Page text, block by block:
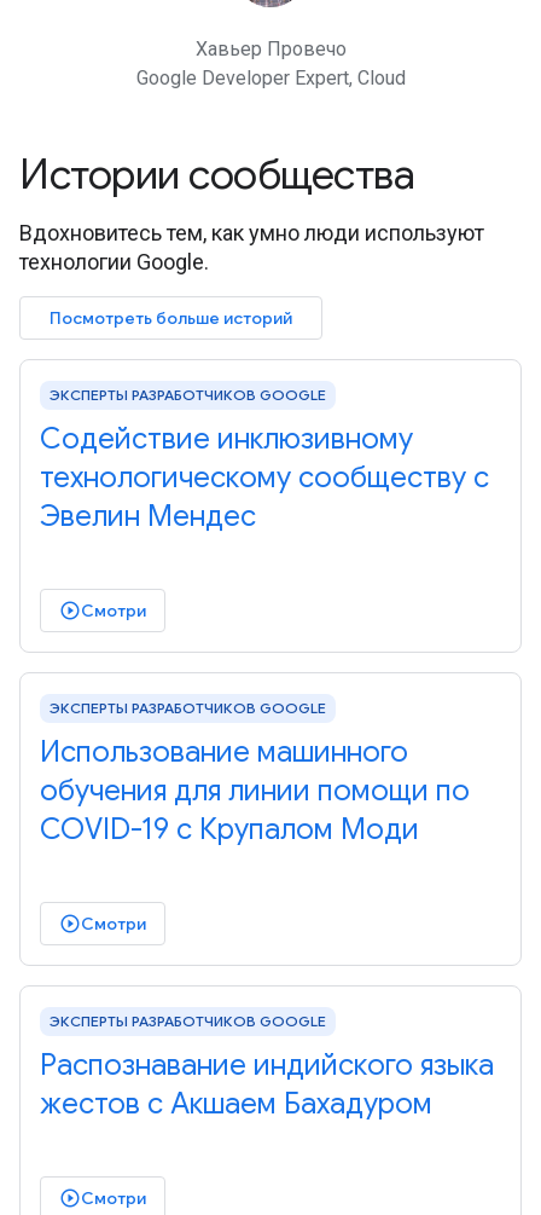
Хавьер Провечо
Google Developer Expert, Cloud
Истории сообщества
Вдохновитесь тем, как умно люди используют
технологии Google.
Посмотреть больше историй
ЭКСПЕРТЫ РАЗРАБОТЧИКОВ GOOGLE
Содействие инклюзивному
технологическому сообществу с
Эвелин Мендес
play_circle_outlinedСмотри
ЭКСПЕРТЫ РАЗРАБОТЧИКОВ GOOGLE
Использование машинного
обучения для линии помощи по
COVID-19 с Крупалом Моди
play_circle_outlinedСмотри
ЭКСПЕРТЫ РАЗРАБОТЧИКОВ GOOGLE
Распознавание индийского языка
жестов с Акшаем Бахадуром
play_circle_outlinedСмотри